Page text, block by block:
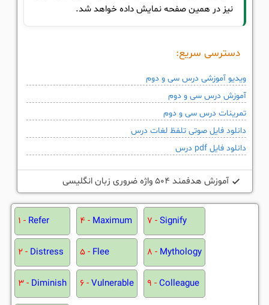
نیز در همین صفحه نمایش داده خواهد شد.
دسترسی سریع:
ویدیو آموزشی درس سی و دوم
آموزش درس سی و دوم
تمرینات درس سی و دوم
دانلود فایل صوتی تلفظ لغات درس
دانلود فایل pdf درس
آموزش هدفمند 504 واژه ضروری زبان انگلیسی
1 - Refer
2 - Distress
3 - Diminish
4 - Maximum
5 - Flee
6 -Vulnerable
7 -Signify
8 - Mythology
9 -Colleague